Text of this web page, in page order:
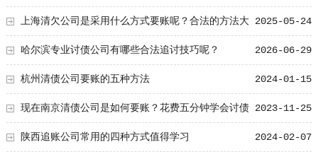
节！ 2025-05-24
上海清欠公司是采用什么方式要账呢？合法的方法大
曝光 2026-06-29
哈尔滨专业讨债公司有哪些合法追讨技巧呢？
2024-01-15
杭州清债公司要账的五种方法
2023-11-25
现在南京清债公司是如何要账？花费五分钟学会讨债
小窍门 2024-02-07
陕西追账公司常用的四种方式值得学习